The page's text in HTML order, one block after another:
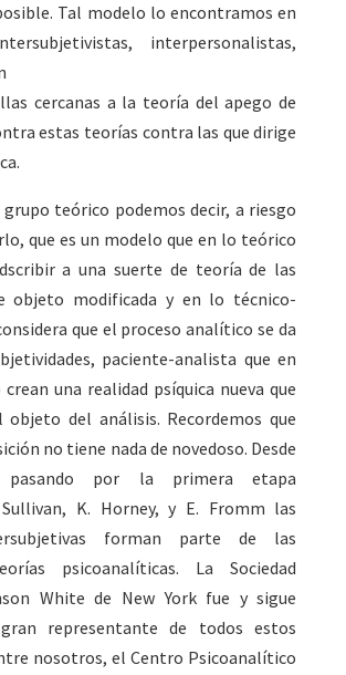
Tal modelo lo encontramos en
interpersonalistas,
cercanas a la teoría del apego de
estas teorías contra las que dirige
teórico podemos decir, a riesgo
que es un modelo que en lo teórico
a una suerte de teoría de las
objeto modificada y en lo técnico-
que el proceso analítico se da
paciente-analista que en
una realidad psíquica nueva que
del análisis. Recordemos que
no tiene nada de novedoso. Desde
pasando por la primera etapa
K. Horney, y E. Fromm las
forman parte de las
psicoanalíticas. La Sociedad
White de New York fue y sigue
representante de todos estos
nosotros, el Centro Psicoanalítico